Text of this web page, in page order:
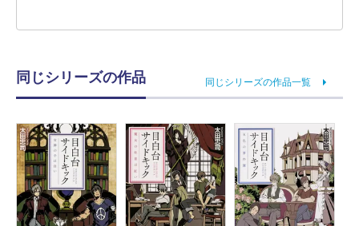
同じシリーズの作品 同じシリーズの作品一覧